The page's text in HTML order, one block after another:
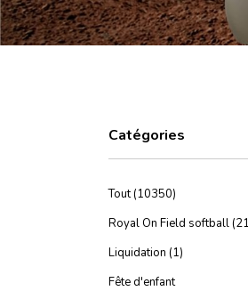
Catégories
Tout (10350)
Royal On Field softball
Liquidation (1)
Fête d'enfant